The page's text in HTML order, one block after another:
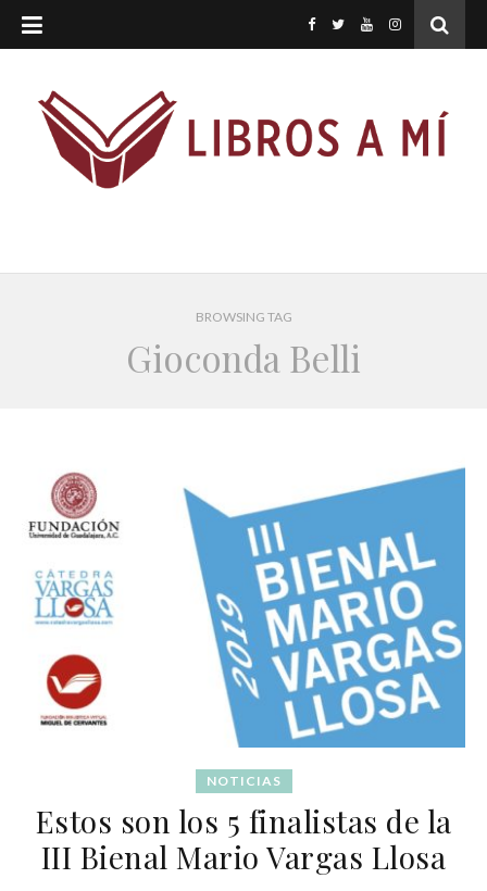
BROWSING TAG
Gioconda Belli
NOTICIAS
Estos son los 5 finalistas de la
III Bienal Mario Vargas Llosa